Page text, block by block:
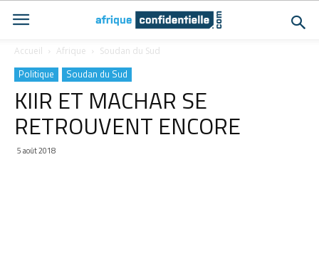
Accueil Afrique Soudan du Sud
Politique Soudan du Sud
KIIR ET MACHAR SE
RETROUVENT ENCORE
5 août 2018